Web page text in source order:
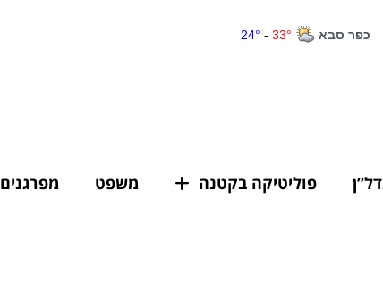
פוליטיקה בקטנה משפט מפרגנים